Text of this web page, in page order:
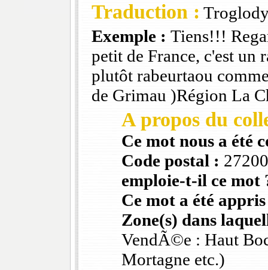
Traduction :
Exemple : Tiens!!!
petit de France, c'est un
plutôt rabeurtaou
de Grimau )Région La
A propos du
Ce mot nous a été
Code postal :
emploie-t-il ce mot
Ce mot a été
Zone(s) dans
VendÃ©e : Haut
Mortagne etc.)